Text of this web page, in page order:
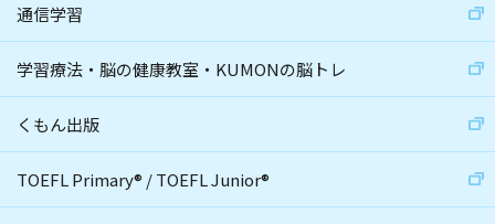
通信学習
学習療法・脳の健康教室・KUMONの脳トレ
くもん出版
TOEFL Primary® /TOEFL Junior®